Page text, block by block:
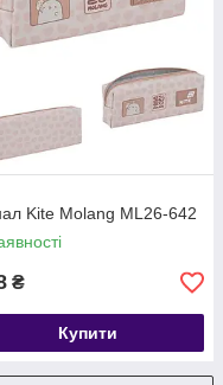
Kite Molang ML26-642
₴
Купити